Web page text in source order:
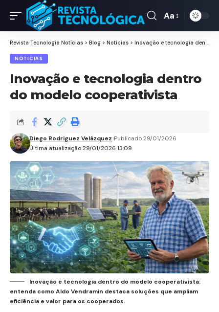
Aa
Revista Tecnologia Notícias > Blog > Noticias > Inovação e tecnologia dentro do modelo cooperativista
NOTICIAS
Inovação e tecnologia dentro
do modelo cooperativista
Última atualização 29/01/2026 13:09
Diego Rodriguez Velázquez Publicado 29/01/2026
Inovação e tecnologia dentro do modelo cooperativista:
entenda como Aldo Vendramin destaca soluções que ampliam
eficiência e valor para os cooperados.